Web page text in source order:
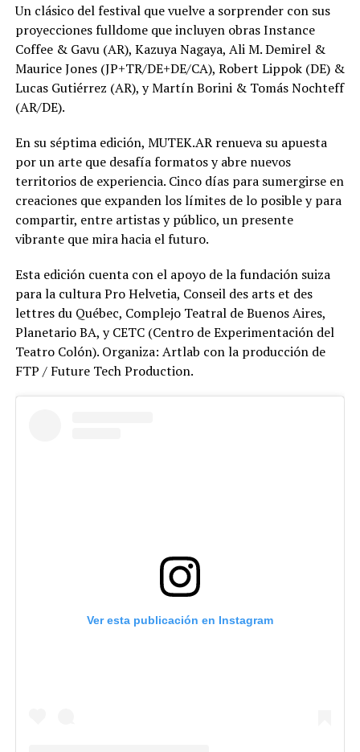
Un clásico del festival que vuelve a sorprender con sus
proyecciones fulldome que incluyen obras Instance
Coffee & Gavu (AR), Kazuya Nagaya, Ali M. Demirel &
Maurice Jones (JP+TR/DE+DE/CA), Robert Lippok (DE) &
Lucas Gutiérrez (AR), y Martín Borini & Tomás Nochteff
(AR/DE).
En su séptima edición, MUTEK.AR renueva su apuesta
por un arte que desafía formatos y abre nuevos
territorios de experiencia. Cinco días para sumergirse en
creaciones que expanden los límites de lo posible y para
compartir, entre artistas y público, un presente
vibrante que mira hacia el futuro.
Esta edición cuenta con el apoyo de la fundación suiza
para la cultura Pro Helvetia, Conseil des arts et des
lettres du Québec, Complejo Teatral de Buenos Aires,
Planetario BA, y CETC (Centro de Experimentación del
Teatro Colón). Organiza: Artlab con la producción de
FTP / Future Tech Production.
Ver esta publicación en Instagram